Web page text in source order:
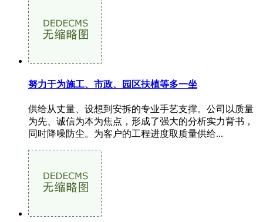
努力于为施工、市政、园区扶植等多一坐
供给从丈量、设想到安拆的专业手艺支撑。公司以质量
为先、诚信为本为焦点，形成了强大的分析实力背书，
同时降噪防尘。为客户的工程进度取质量供给...